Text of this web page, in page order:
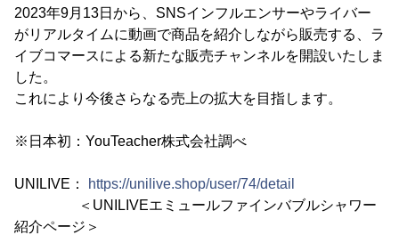
2023年9月13日から、SNSインフルエンサーやライバー
がリアルタイムに動画で商品を紹介しながら販売する、ラ
イブコマースによる新たな販売チャンネルを開設いたしま
した。
これにより今後さらなる売上の拡大を目指します。
※日本初：YouTeacher株式会社調べ
UNILIVE：
https://unilive.shop/user/74/detail
＜UNILIVEエミュールファインバブルシャワー
紹介ページ＞